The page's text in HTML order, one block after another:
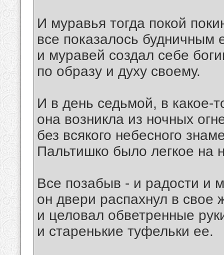
И муравья тогда покой
все показалось будничным
и муравей создал себе
по образу и духу своему.
И в день седьмой, в какое-
она возникла из ночных
без всякого небесного
Пальтишко было легкое на
Все позабыв - и радости и
он двери распахнул в свое
и целовал обветренные
и старенькие туфельки ее.